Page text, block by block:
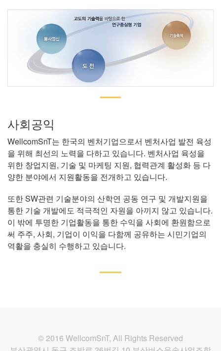
사회공익
WellcomSnT는 한국의 벤처기업으로서 벤처사업 발전 육성
을 위해 최선의 노력을 다하고 있습니다. 벤처사업 육성을
위한 창업지원, 기술 및 마케팅 지원, 협력관계 활성화 등 다
양한 분야에서 지원활동을 전개하고 있습니다.
또한 SW관련 기술분야의 산학연 공동 연구 및 개발지원을
통한 기술 개발에도 적극적인 자원을 아끼지 않고 있습니다.
이 밖에 투명한 기업활동을 통한 수익을 사회에 환원함으로
써 주주, 사회, 기업이 이익을 다함께 공유하는 시민기업의
역활을 충실히 수행하고 있습니다.
© 2016 WellcomSnT, All Rights Reserved